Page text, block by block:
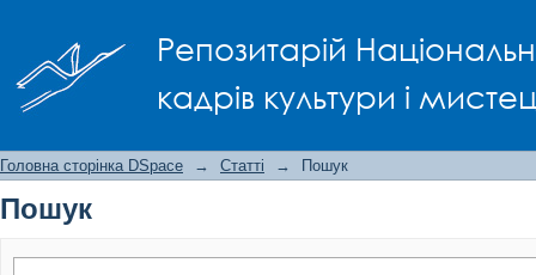
Репозитарій
кадрів культури і
Головна сторінка DSpace → Статті → Пошук
Пошук